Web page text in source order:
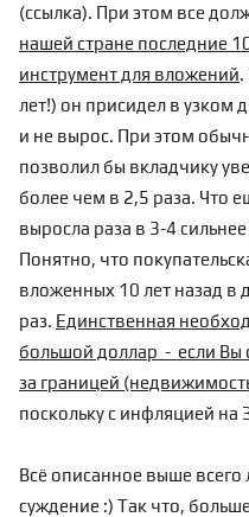
(ссылка). При этом все
нашей стране последние
инструмент для вложений.
лет!) он присидел в узком
и не вырос. При этом
позволил бы вкладчику
более чем в 2,5 раза. Что
выросла раза в 3-4
Понятно, что
вложенных 10 лет назад в
раз. Единственная
большой доллар - если Вы
за границей
поскольку с инфляцией на
Всё описанное выше
суждение :) Так что,